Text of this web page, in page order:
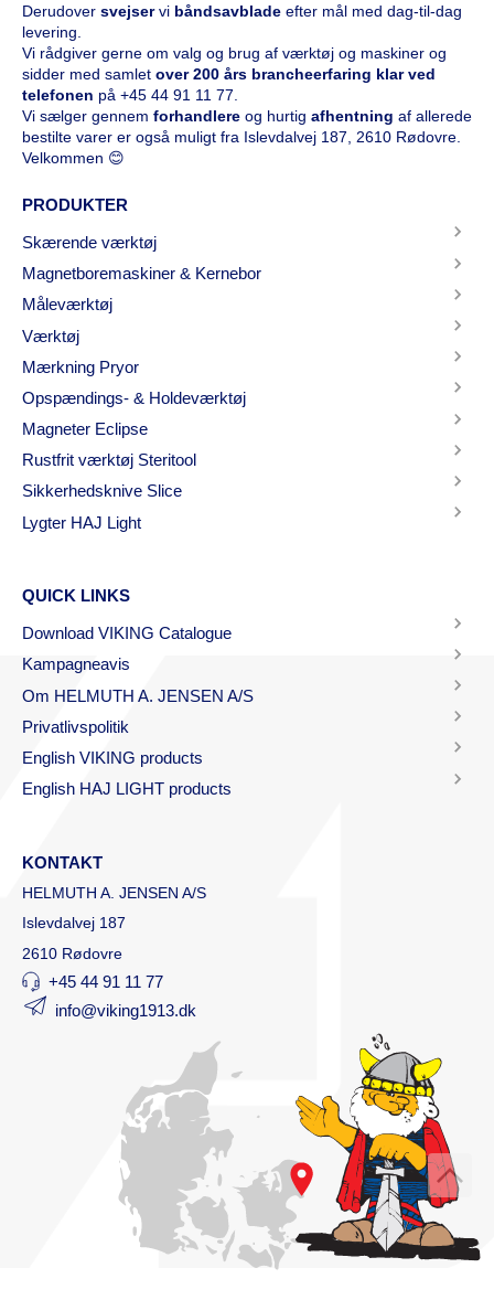
Derudover svejservi båndsavblade efter mål med dag-til-dag
levering.
Vi rådgiver gerne om valg og brug af værktøj og maskiner og
sidder med samlet over 200 års brancheerfaring klar ved
telefonen på +45 44 91 11 77
Vi sælger gennem forhandlere og hurtig afhentning af allerede
bestilte varer er også muligt fra Islevdalvej 187, 2610 Rødovre.
Velkommen 😊
PRODUKTER
Skærende værktøj
Magnetboremaskiner & Kernebor
Måleværktøj
Værktøj
Mærkning Pryor
Opspændings- & Holdeværktøj
Magneter Eclipse
Rustfrit værktøj Steritool
Sikkerhedsknive Slice
Lygter HAJ Light
QUICK LINKS
Download VIKING Catalogue
Kampagneavis
Om HELMUTH A. JENSEN A/S
Privatlivspolitik
English VIKING products
English HAJ LIGHT products
KONTAKT
HELMUTH A. JENSEN A/S
Islevdalvej 187
2610 Rødovre
+45 44 91 11 77
info@viking1913.dk